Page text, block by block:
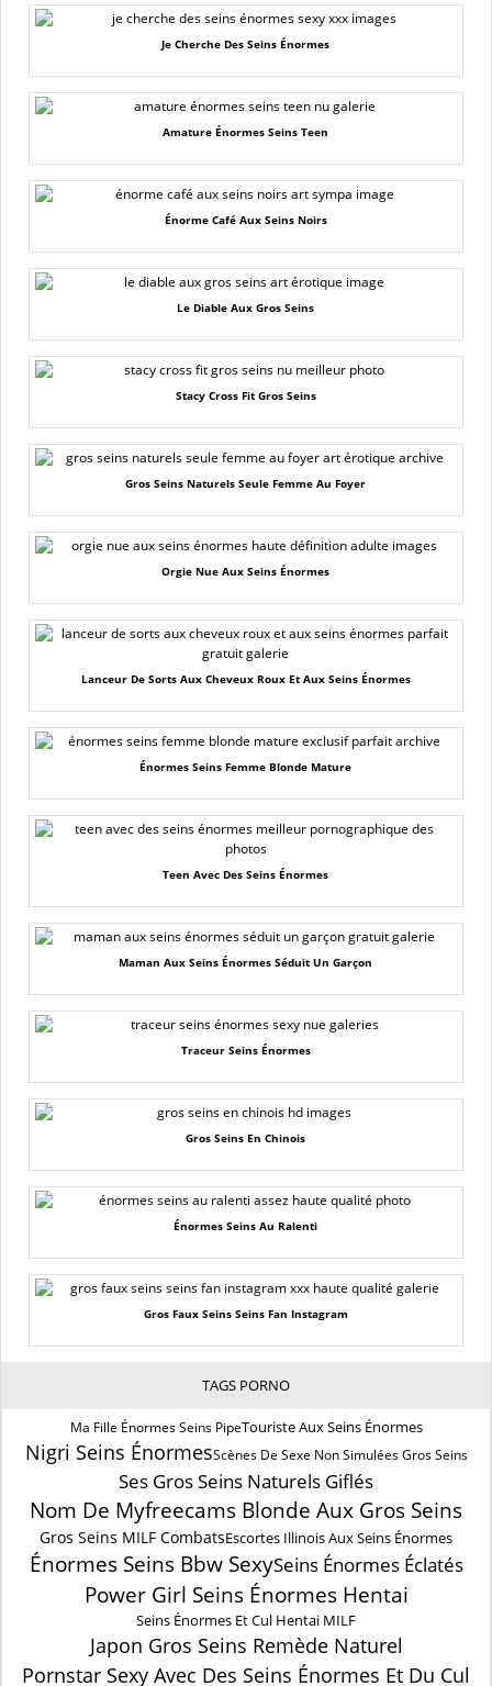
Je Cherche Des Seins Énormes
Amature Énormes Seins Teen
Énorme Café Aux Seins Noirs
Le Diable Aux Gros Seins
Stacy Cross Fit Gros Seins
Gros Seins Naturels Seule Femme Au Foyer
Orgie Nue Aux Seins Énormes
Lanceur De Sorts Aux Cheveux Roux Et Aux Seins Énormes
Énormes Seins Femme Blonde Mature
Teen Avec Des Seins Énormes
Maman Aux Seins Énormes Séduit Un Garçon
Traceur Seins Énormes
Gros Seins En Chinois
Énormes Seins Au Ralenti
Gros Faux Seins Seins Fan Instagram
TAGS PORNO
Ma Fille Énormes Seins PipeTouriste Aux Seins Énormes
Nigri Seins ÉnormesScènes De Sexe Non Simulées Gros Seins
Ses Gros Seins Naturels Giflés
Nom De Myfreecams Blonde Aux Gros Seins
Gros Seins MILF CombatsEscortes Illinois Aux Seins Énormes
Énormes Seins Bbw SexySeins Énormes Éclatés
Power Girl Seins Énormes Hentai
Seins Énormes Et Cul Hentai MILF
Japon Gros Seins Remède Naturel
Pornstar Sexy Avec Des Seins Énormes Et Du Cul